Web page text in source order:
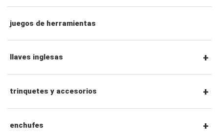
juegos de herramientas
llaves inglesas
llaves combinadas
llaves de trinquete combinadas
trinquetes y accesorios
Trinquetes con accionamiento hexagonal de
enchufes